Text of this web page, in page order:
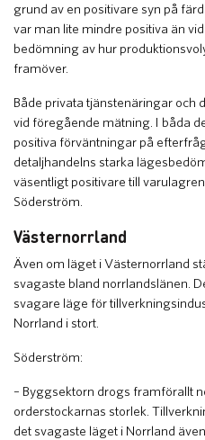
grund av en positivare syn på
var man lite mindre positiva än
bedömning av hur
framöver.
Både privata tjänstenäringar och
vid föregående mätning. I båda
positiva förväntningar på
detaljhandelns starka
väsentligt positivare till
Söderström.
Västernorrland
Även om läget i Västernorrland
svagaste bland norrlandslänen.
svagare läge för
Norrland i stort.
Söderström:
– Byggsektorn drogs framförallt
orderstockarnas storlek.
det svagaste läget i Norrland